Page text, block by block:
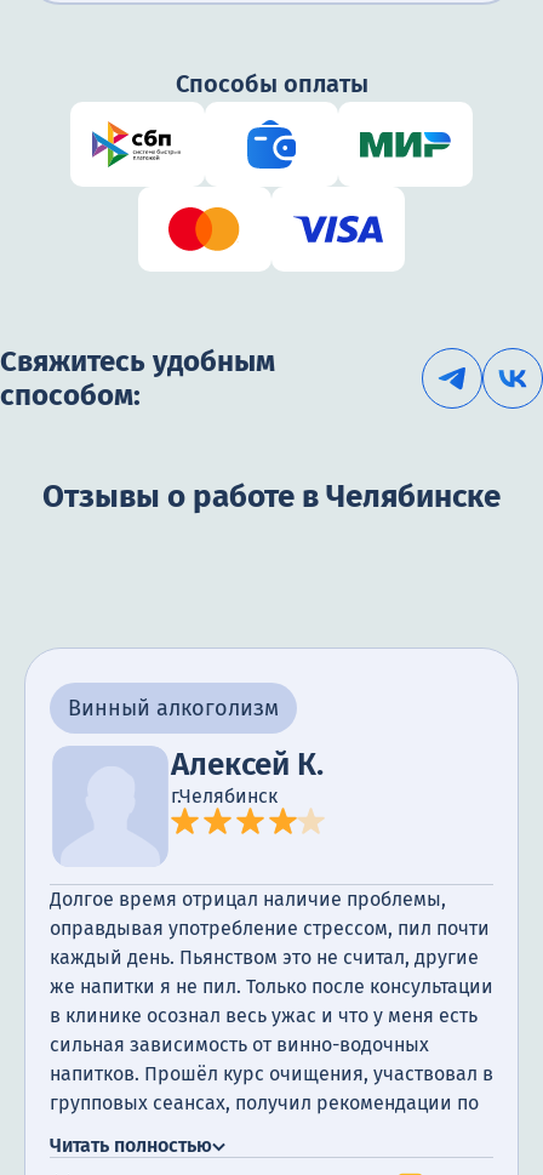
Способы оплаты
Свяжитесь удобным
способом:
Отзывы о работе в Челябинске
Винный алкоголизм
Алексей К.
г.Челябинск
Долгое время отрицал наличие проблемы,
оправдывая употребление стрессом, пил почти
каждый день. Пьянством это не считал, другие
же напитки я не пил. Только после консультации
в клинике осознал весь ужас и что у меня есть
сильная зависимость от винно-водочных
напитков. Прошёл курс очищения, участвовал в
групповых сеансах, получил рекомендации по
трезвость, работаю, занимаюсь спортом.
Читать полностью